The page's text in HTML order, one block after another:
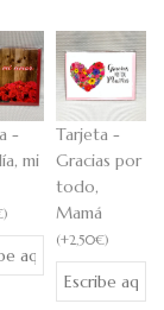
-
mi
)
Tarjeta -
Gracias por
todo,
Mamá
(+2,50€)